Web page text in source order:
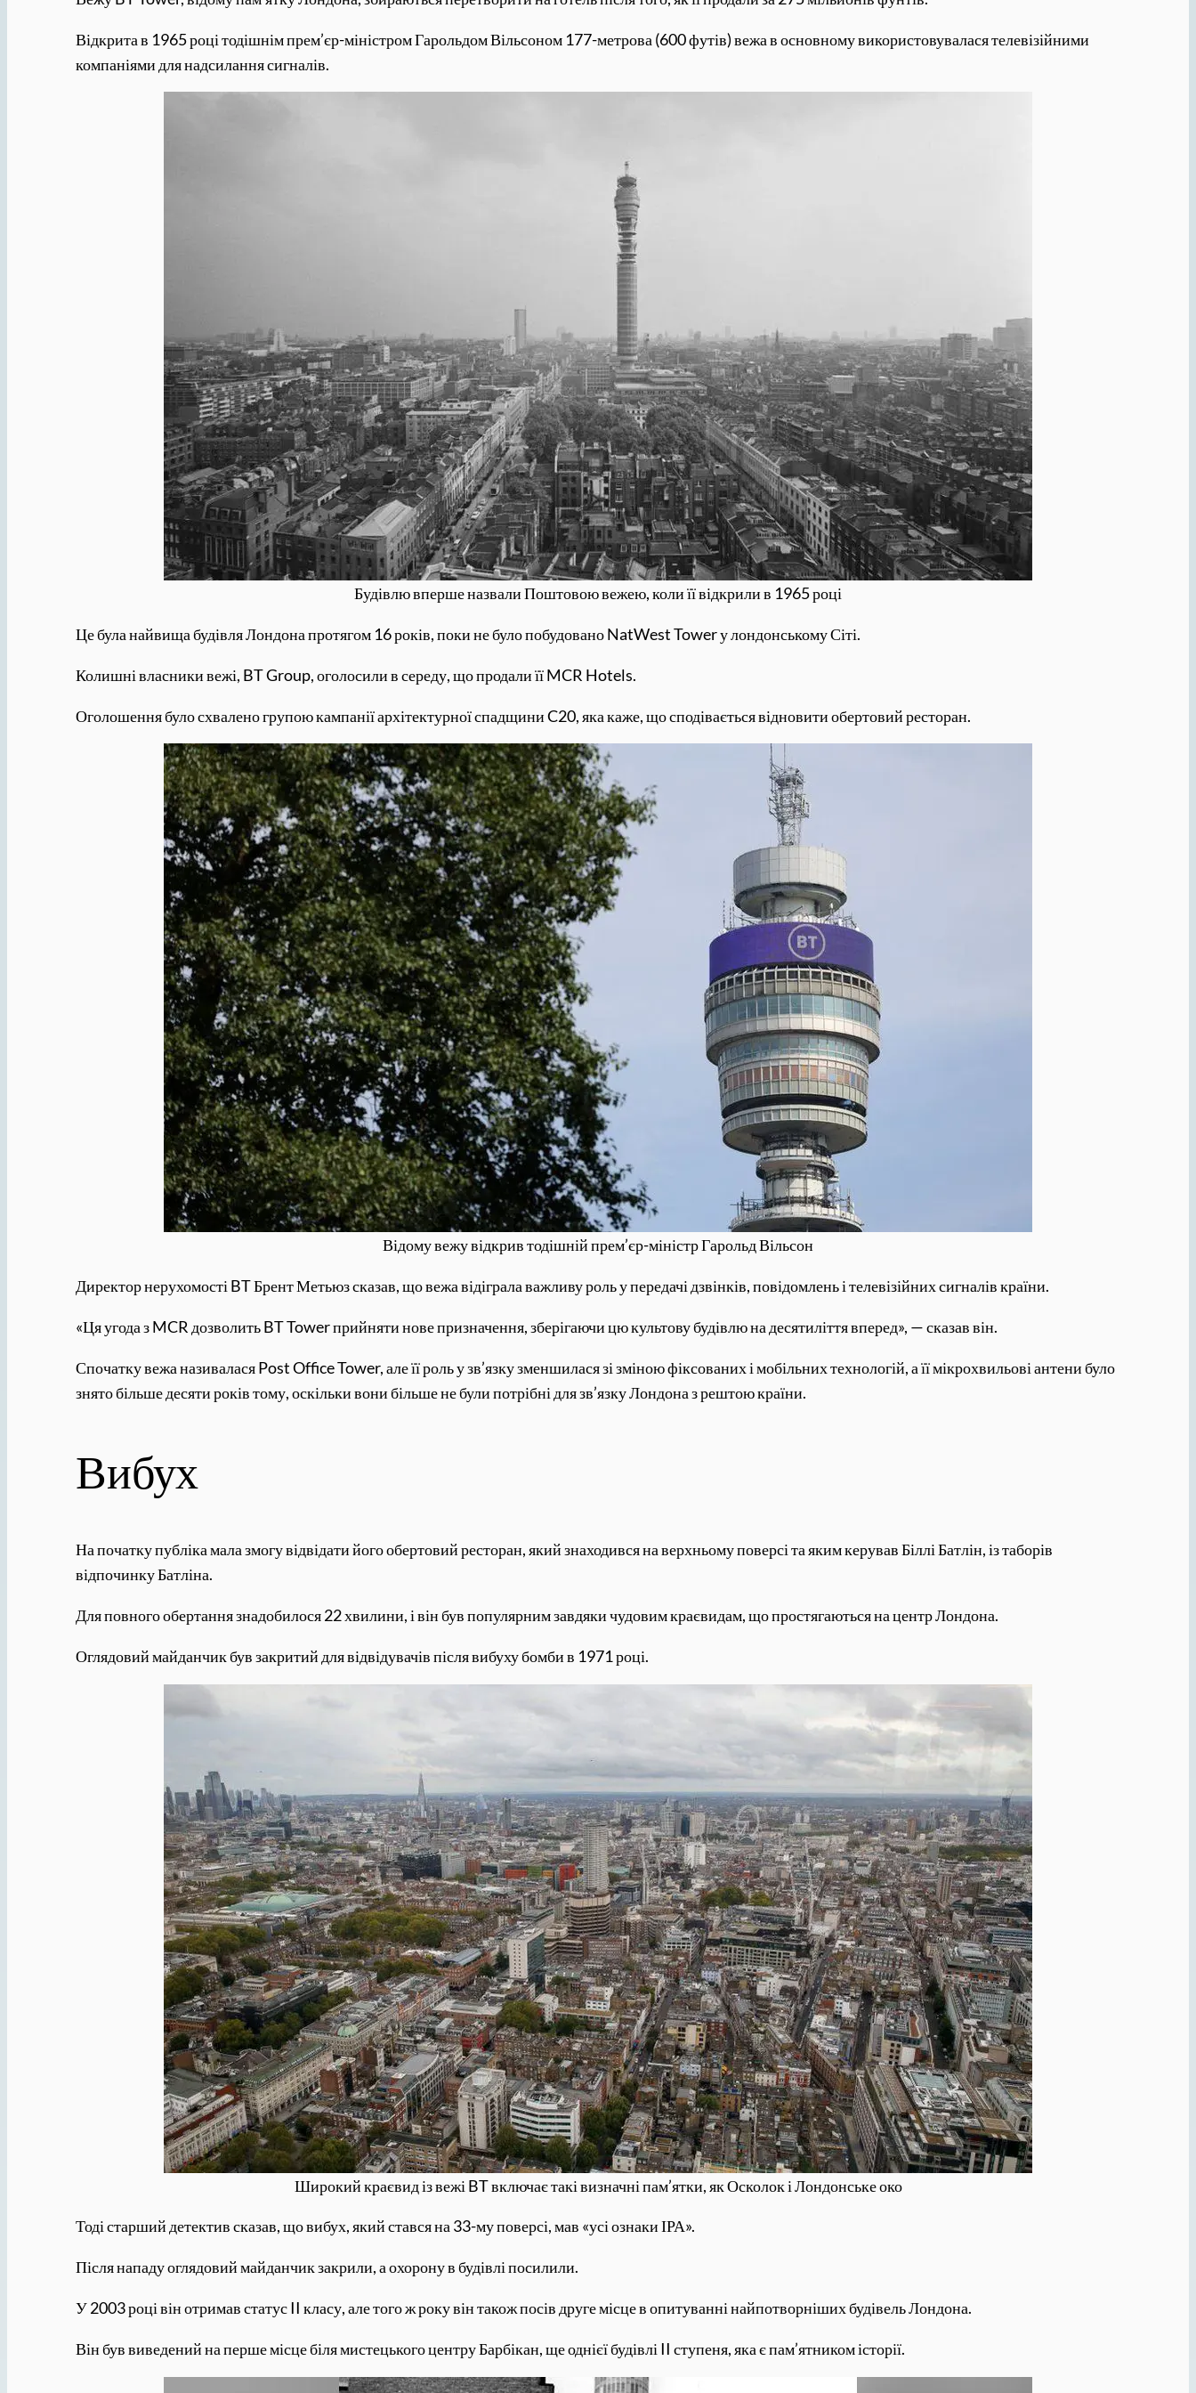
Відкрита в 1965 році тодішнім прем’єр-міністром Гарольдом Вільсоном 177-метрова (600 футів) вежа в основному використовувалася телевізійними
компаніями для надсилання сигналів.
Будівлю вперше назвали Поштовою вежею, коли її відкрили в 1965 році
Це була найвища будівля Лондона протягом 16 років, поки не було побудовано NatWest Tower у лондонському Сіті.
Колишні власники вежі, BT Group, оголосили в середу, що продали її MCR Hotels.
Оголошення було схвалено групою кампанії архітектурної спадщини C20, яка каже, що сподівається відновити обертовий ресторан.
Відому вежу відкрив тодішній прем’єр-міністр Гарольд Вільсон
Директор нерухомості BT Брент Метьюз сказав, що вежа відіграла важливу роль у передачі дзвінків, повідомлень і телевізійних сигналів країни.
«Ця угода з MCR дозволить BT Tower прийняти нове призначення, зберігаючи цю культову будівлю на десятиліття вперед», — сказав він.
Спочатку вежа називалася Post Office Tower, але її роль у зв’язку зменшилася зі зміною фіксованих і мобільних технологій, а її мікрохвильові антени було
знято більше десяти років тому, оскільки вони більше не були потрібні для зв’язку Лондона з рештою країни.
Вибух
На початку публіка мала змогу відвідати його обертовий ресторан, який знаходився на верхньому поверсі та яким керував Біллі Батлін, із таборів
відпочинку Батліна.
Для повного обертання знадобилося 22 хвилини, і він був популярним завдяки чудовим краєвидам, що простягаються на центр Лондона.
Оглядовий майданчик був закритий для відвідувачів після вибуху бомби в 1971 році.
Широкий краєвид із вежі BT включає такі визначні пам’ятки, як Осколок і Лондонське око
Тоді старший детектив сказав, що вибух, який стався на 33-му поверсі, мав «усі ознаки ІРА».
Після нападу оглядовий майданчик закрили, а охорону в будівлі посилили.
У 2003 році він отримав статус II класу, але того ж року він також посів друге місце в опитуванні найпотворніших будівель Лондона.
Він був виведений на перше місце біля мистецького центру Барбікан, ще однієї будівлі II ступеня, яка є пам’ятником історії.